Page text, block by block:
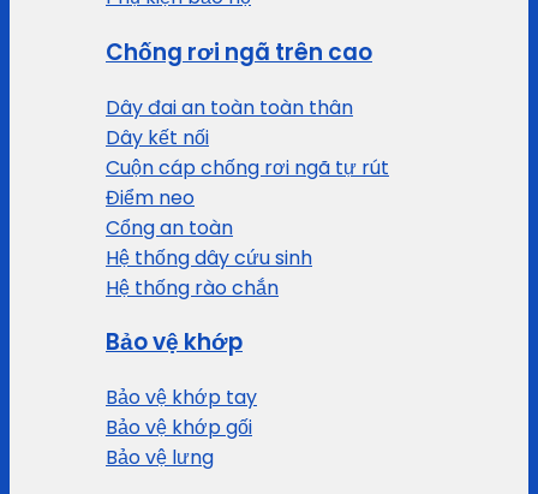
Chống rơi ngã trên cao
Dây đai an toàn toàn thân
Dây kết nối
Cuộn cáp chống rơi ngã tự rút
Điểm neo
Cổng an toàn
Hệ thống dây cứu sinh
Hệ thống rào chắn
Bảo vệ khớp
Bảo vệ khớp tay
Bảo vệ khớp gối
Bảo vệ lưng